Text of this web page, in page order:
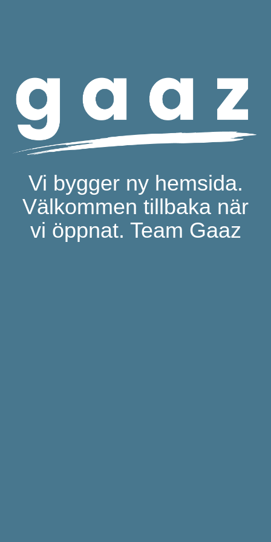
Vi bygger ny hemsida.
Välkommen tillbaka när
vi öppnat. Team Gaaz